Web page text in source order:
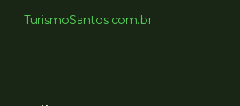
TurismoSantos.com.br